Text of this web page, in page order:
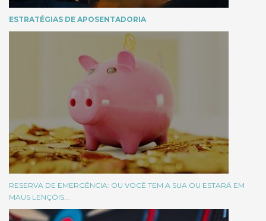
ESTRATÉGIAS DE APOSENTADORIA
RESERVA DE EMERGÊNCIA: OU VOCÊ TEM A SUA OU ESTARÁ EM
MAUS LENÇÓIS….